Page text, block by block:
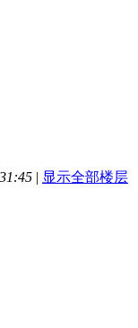
| 显示全部楼层